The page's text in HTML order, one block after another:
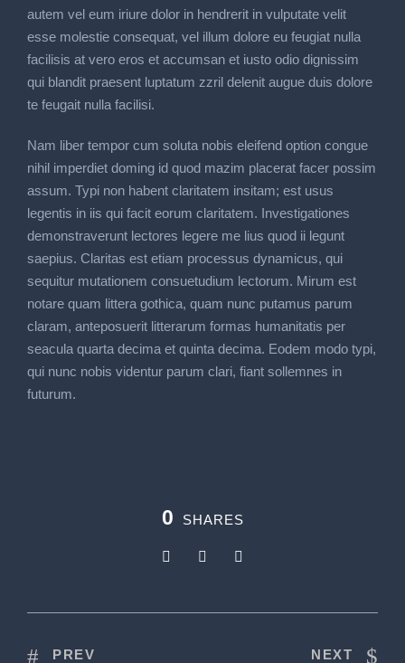
autem vel eum iriure dolor in hendrerit in vulputate velit
esse molestie consequat, vel illum dolore eu feugiat nulla
facilisis at vero eros et accumsan et iusto odio dignissim
qui blandit praesent luptatum zzril delenit augue duis dolore
te feugait nulla facilisi.
Nam liber tempor cum soluta nobis eleifend option congue
nihil imperdiet doming id quod mazim placerat facer possim
assum. Typi non habent claritatem insitam; est usus
legentis in iis qui facit eorum claritatem. Investigationes
demonstraverunt lectores legere me lius quod ii legunt
saepius. Claritas est etiam processus dynamicus, qui
sequitur mutationem consuetudium lectorum. Mirum est
notare quam littera gothica, quam nunc putamus parum
claram, anteposuerit litterarum formas humanitatis per
seacula quarta decima et quinta decima. Eodem modo typi,
qui nunc nobis videntur parum clari, fiant sollemnes in
futurum.
0 SHARES
PREV NEXT